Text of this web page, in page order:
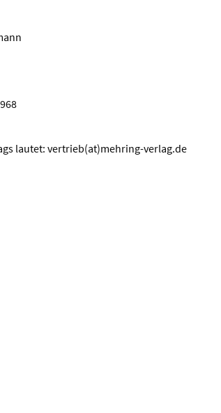
lautet: vertrieb(at)mehring-verlag.de